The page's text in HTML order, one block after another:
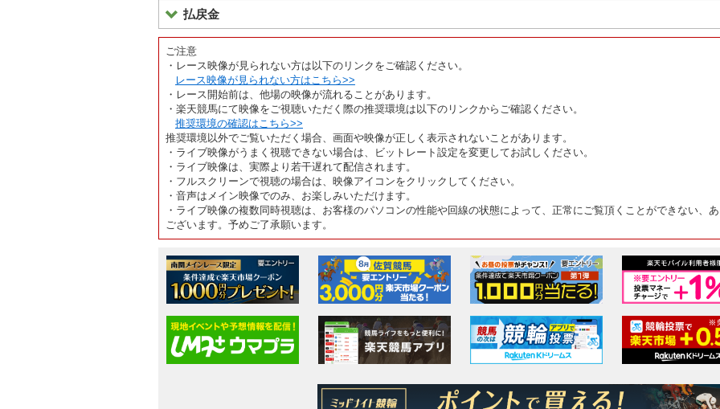
払戻金
ご注意
・レース映像が見られない方は以下のリンクをご確認ください。
レース映像が見られない方はこちら>>
・レース開始前は、他場の映像が流れることがあります。
・楽天競馬にて映像をご視聴いただく際の推奨環境は以下のリンクからご確認ください。
推奨環境の確認はこちら>>
推奨環境以外でご覧いただく場合、画面や映像が正しく表示されないことがあります。
・ライブ映像がうまく視聴できない場合は、ビットレート設定を変更してお試しください。
・ライブ映像は、実際より若干遅れて配信されます。
・フルスクリーンで視聴の場合は、映像アイコンをクリックしてください。
・音声はメイン映像でのみ、お楽しみいただけます。
・ライブ映像の複数同時視聴は、お客様のパソコンの性能や回線の状態によって、正常にご覧頂くことができない、
ございます。予めご了承願います。